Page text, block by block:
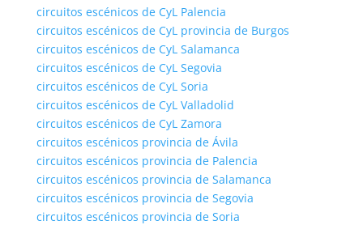
circuitos escénicos de CyL Palencia
circuitos escénicos de CyL provincia de Burgos
circuitos escénicos de CyL Salamanca
circuitos escénicos de CyL Segovia
circuitos escénicos de CyL Soria
circuitos escénicos de CyL Valladolid
circuitos escénicos de CyL Zamora
circuitos escénicos provincia de Ávila
circuitos escénicos provincia de Palencia
circuitos escénicos provincia de Salamanca
circuitos escénicos provincia de Segovia
circuitos escénicos provincia de Soria